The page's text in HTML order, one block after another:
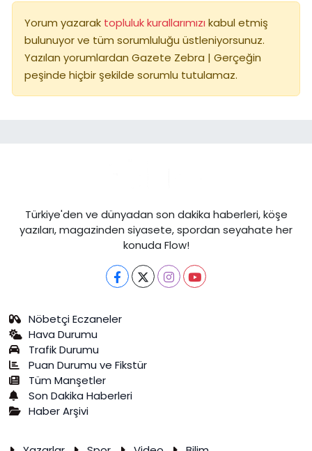
Yorum yazarak topluluk kurallarımızı kabul etmiş
bulunuyor ve tüm sorumluluğu üstleniyorsunuz.
Yazılan yorumlardan Gazete Zebra | Gerçeğin
peşinde hiçbir şekilde sorumlu tutulamaz.
Türkiye'den ve dünyadan son dakika haberleri, köşe
yazıları, magazinden siyasete, spordan seyahate her
konuda Flow!
Nöbetçi Eczaneler
Hava Durumu
Trafik Durumu
Puan Durumu ve Fikstür
Tüm Manşetler
Son Dakika Haberleri
Haber Arşivi